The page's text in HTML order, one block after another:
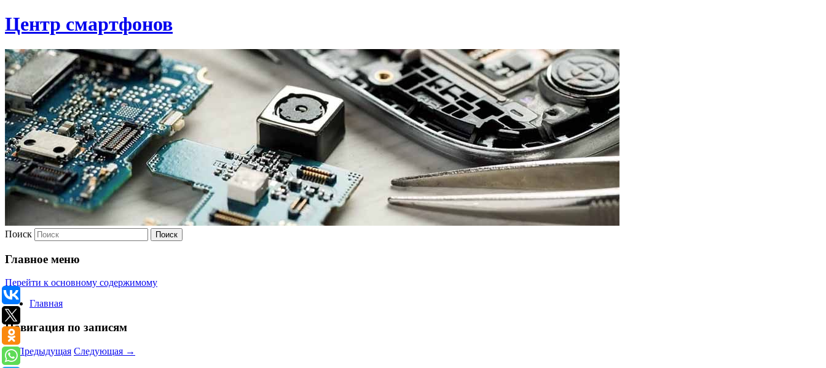
Центр смартфонов
Поиск
Главное меню
Перейти к основному содержимому
Главная
Навигация по записям
←Предыдущая Следующая →